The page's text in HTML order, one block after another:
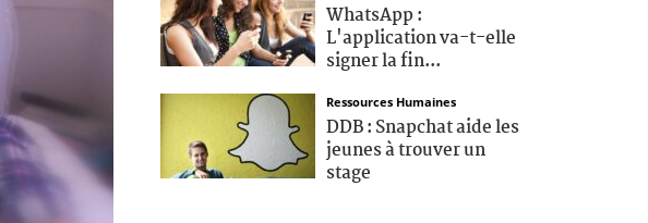
WhatsApp :
L'application va-t-elle
signer la fin...
Ressources Humaines
DDB : Snapchat aide les
jeunes à trouver un
stage